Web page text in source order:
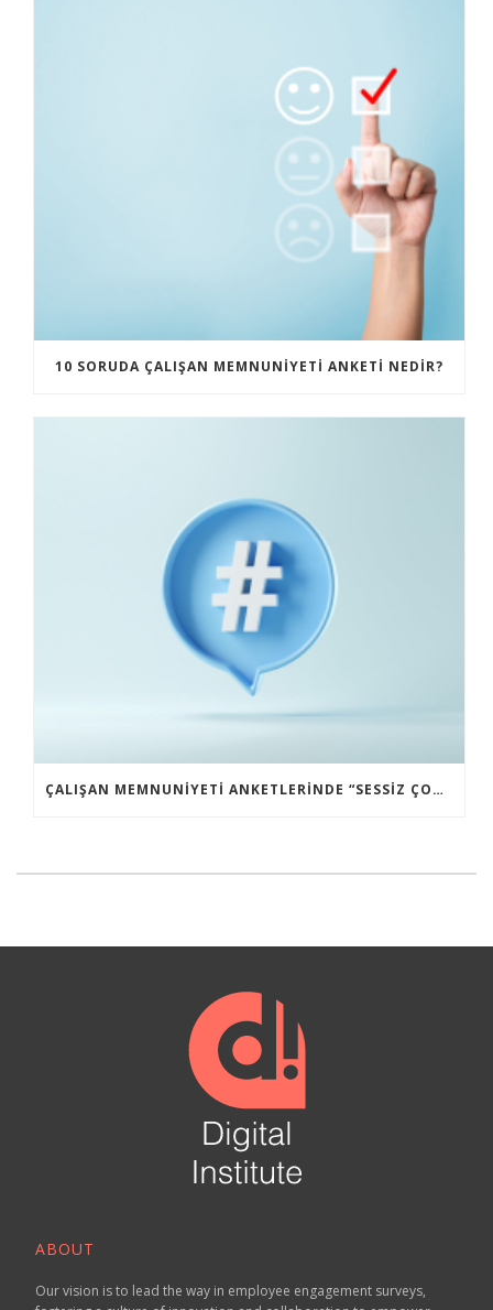
10 SORUDA ÇALIŞAN MEMNUNIYETI ANKETI NEDIR?
ÇALIŞAN MEMNUNIYETI ANKETLERINDE “SESSIZ ÇOĞUNLUĞU KONUŞTURMAK” NASIL BAŞARILIR?
ABOUT
Our vision is to lead the way in employee engagement surveys,